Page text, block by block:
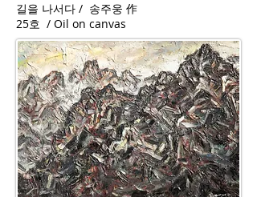
길을 나서다 / 송주웅 作
25호 / Oil on canvas